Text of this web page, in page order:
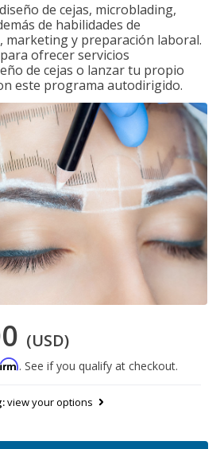
de cejas, microblading,
de habilidades de
marketing y preparación laboral.
ofrecer servicios
de cejas o lanzar tu propio
este programa autodirigido.
(USD)
. See if you qualify at checkout.
view your options